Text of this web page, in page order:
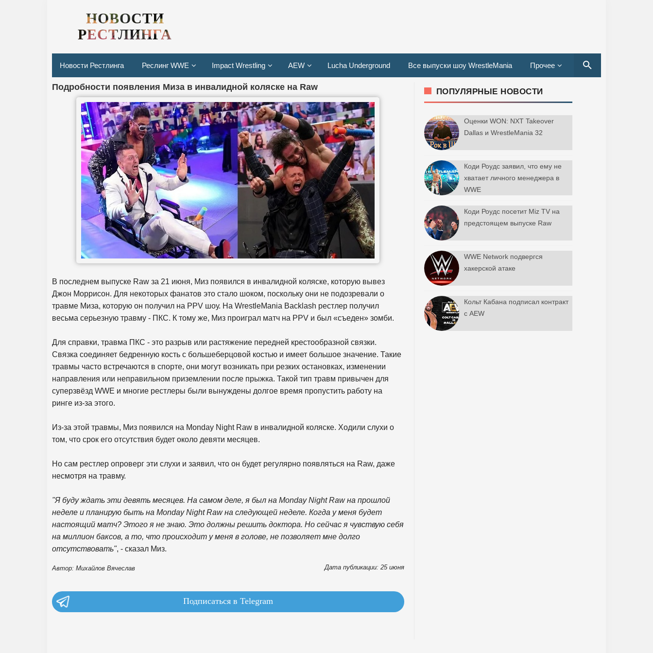
НОВОСТИ
РЕСТЛИНГА
Новости Рестлинга Реслинг WWE Impact Wrestling AEW Lucha Underground Все выпуски шоу WrestleMania Прочее
Подробности появления Миза в инвалидной коляске на Raw
В последнем выпуске Raw за 21 июня, Миз появился в инвалидной коляске, которую вывез
Джон Моррисон. Для некоторых фанатов это стало шоком, поскольку они не подозревали о
травме Миза, которую он получил на PPV шоу. На WrestleMania Backlash рестлер получил
весьма серьезную травму - ПКС. К тому же, Миз проиграл матч на PPV и был «съеден» зомби.
Для справки, травма ПКС - это разрыв или растяжение передней крестообразной связки.
Связка соединяет бедренную кость с большеберцовой костью и имеет большое значение. Такие
травмы часто встречаются в спорте, они могут возникать при резких остановках, изменении
направления или неправильном приземлении после прыжка. Такой тип травм привычен для
суперзвёзд WWE и многие рестлеры были вынуждены долгое время пропустить работу на
ринге из-за этого.
Из-за этой травмы, Миз появился на Monday Night Raw в инвалидной коляске. Ходили слухи о
том, что срок его отсутствия будет около девяти месяцев.
Но сам рестлер опроверг эти слухи и заявил, что он будет регулярно появляться на Raw, даже
несмотря на травму.
"Я буду ждать эти девять месяцев. На самом деле, я был на Monday Night Raw на прошлой
неделе и планирую быть на Monday Night Raw на следующей неделе. Когда у меня будет
настоящий матч? Этого я не знаю. Это должны решить доктора. Но сейчас я чувствую себя
на миллион баксов, а то, что происходит у меня в голове, не позволяет мне долго
отсутствовать", - сказал Миз.
Автор: Михайлов Вячеслав Дата публикации: 25 июня
Подписаться в Telegram
ПОПУЛЯРНЫЕ НОВОСТИ
Оценки WON: NXT Takeover
Dallas и WrestleMania 32
Коди Роудс заявил, что ему не
хватает личного менеджера в
WWE
Коди Роудс посетит Miz TV на
предстоящем выпуске Raw
WWE Network подвергся
хакерской атаке
Кольт Кабана подписал контракт
с AEW